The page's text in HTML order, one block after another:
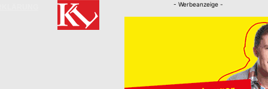
- Werbeanzeige -